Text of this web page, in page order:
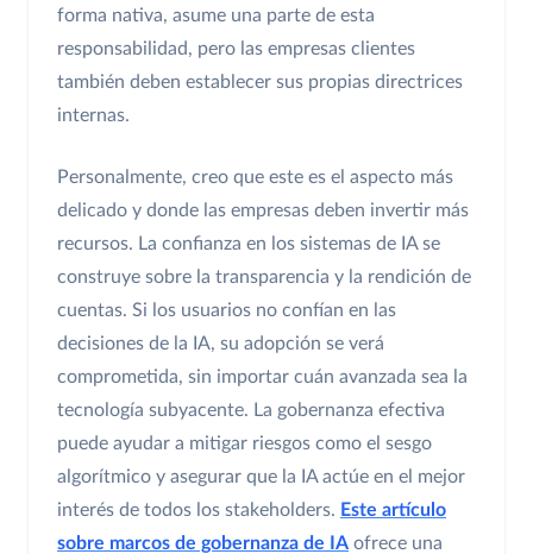
forma nativa, asume una parte de esta
responsabilidad, pero las empresas clientes
también deben establecer sus propias directrices
internas.
Personalmente, creo que este es el aspecto más
delicado y donde las empresas deben invertir más
recursos. La confianza en los sistemas de IA se
construye sobre la transparencia y la rendición de
cuentas. Si los usuarios no confían en las
decisiones de la IA, su adopción se verá
comprometida, sin importar cuán avanzada sea la
tecnología subyacente. La gobernanza efectiva
puede ayudar a mitigar riesgos como el sesgo
algorítmico y asegurar que la IA actúe en el mejor
interés de todos los stakeholders. Este artículo
sobre marcos de gobernanza de IA ofrece una